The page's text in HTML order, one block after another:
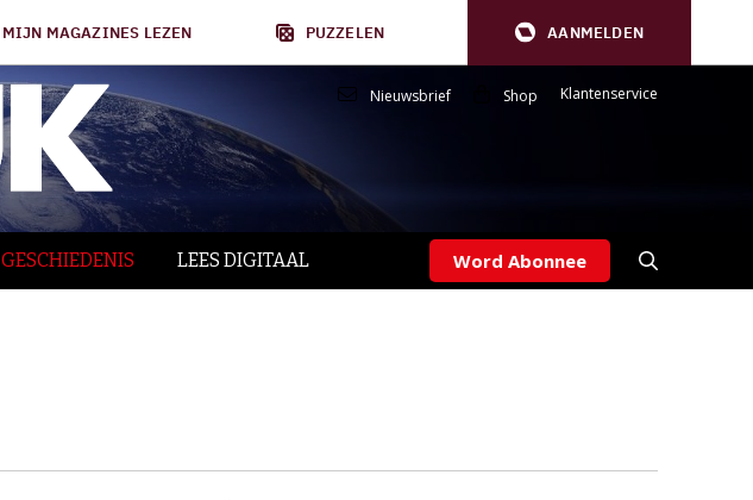
MIJN MAGAZINES LEZEN PUZZELEN AANMELDEN
Nieuwsbrief Shop Klantenservice
GESCHIEDENIS LEES DIGITAAL Word Abonnee